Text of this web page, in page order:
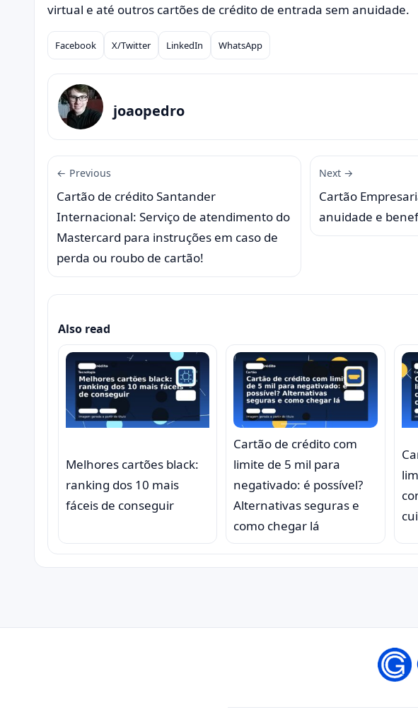
virtual e até outros cartões de crédito de entrada sem anuidade.
Compartilhar
Facebook X/Twitter LinkedIn WhatsApp
joaopedro
← Previous
Cartão de crédito Santander
Internacional: Serviço de atendimento do
Mastercard para instruções em caso de
perda ou roubo de cartão!
Next →
Cartão
anuidade e
Also read
Melhores cartões black:
ranking dos 10 mais
fáceis de conseguir
Cartão de crédito com
limite de 5 mil para
negativado: é possível?
Alternativas seguras e
como chegar lá